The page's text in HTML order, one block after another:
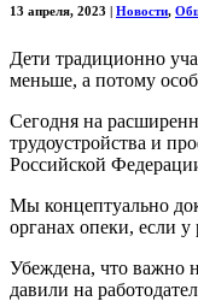
13 апреля, 2023 Новости,
Дети традиционно
меньше, а потому
Сегодня на
трудоустройства и
Российской
Мы концептуально
органах опеки, если у
Убеждена, что важно
давили на